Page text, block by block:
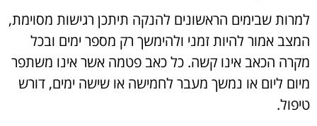
למרות שבימים הראשונים להנקה תיתכן רגישות מסוימת,
המצב אמור להיות זמני ולהימשך רק מספר ימים ובכל
מקרה הכאב אינו קשה. כל כאב פטמה אשר אינו משתפר
מיום ליום או נמשך מעבר לחמישה או שישה ימים, דורש
טיפול.